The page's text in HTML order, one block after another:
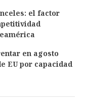
el factor
en agosto
EU por capacidad